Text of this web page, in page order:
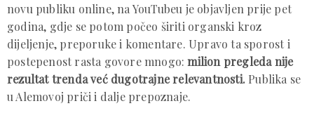
novu publiku online, na YouTubeu je objavljen prije pet
godina, gdje se potom počeo širiti organski kroz
dijeljenje, preporuke i komentare. Upravo ta sporost i
postepenost rasta govore mnogo:milion pregleda nije
rezultat trenda već dugotrajne relevantnosti. Publika se
u Alemovoj priči i dalje prepoznaje.